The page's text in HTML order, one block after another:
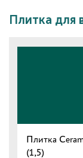
Плитка для
Плитка
(1,5)